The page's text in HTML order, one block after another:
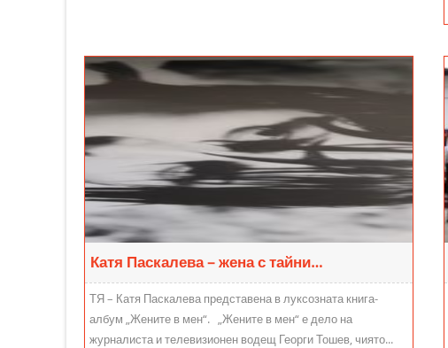
Катя Паскалева – жена с тайни…
ТЯ – Катя Паскалева представена в луксозната книга-
албум „Жените в мен“. „Жените в мен“ е дело на
журналиста и телевизионен водещ Георги Тошев, чиято...